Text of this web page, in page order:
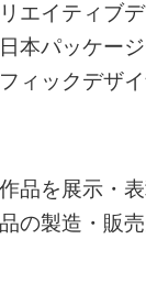
エイティブ
本パッケー
ィックデザ
品を展示・
の製造・販